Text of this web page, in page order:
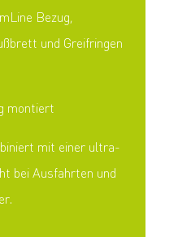
Bezug,
und Greifringen
montiert
mit einer ultra­
bei Aus­fahrten und